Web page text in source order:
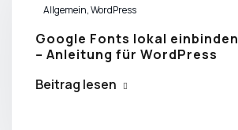
Allgemein,WordPress
Google Fonts lokal einbinden
– Anleitung für WordPress
Beitrag lesen